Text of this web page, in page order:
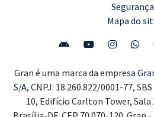
Segurança
Mapa do
Gran é uma marca da empresa
S/A, CNPJ: 18.260.822/0001-77,
10, Edifício Carlton Tower, Sala